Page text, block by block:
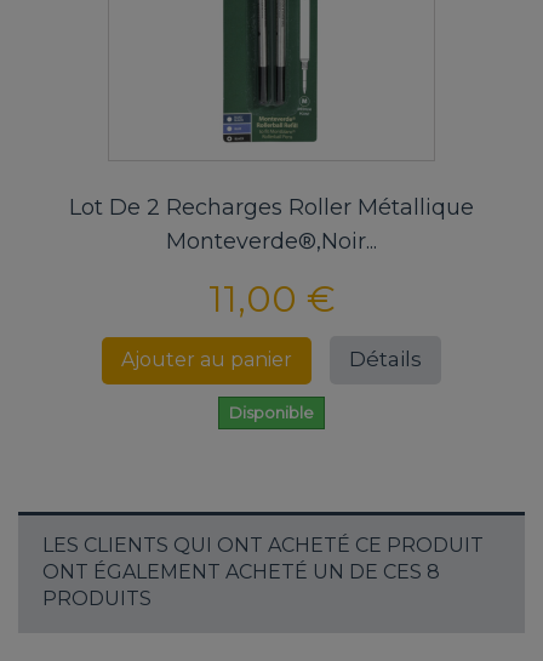
Lot De 2 Recharges Roller Métallique
Monteverde®,noir...
11,00 €
Ajouter au panier Détails
Disponible
LES CLIENTS QUI ONT ACHETÉ CE PRODUIT
ONT ÉGALEMENT ACHETÉ UN DE CES 8
PRODUITS